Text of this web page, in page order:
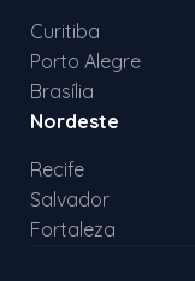
Curitiba
Porto Alegre
Brasília
Nordeste
Recife
Salvador
Fortaleza